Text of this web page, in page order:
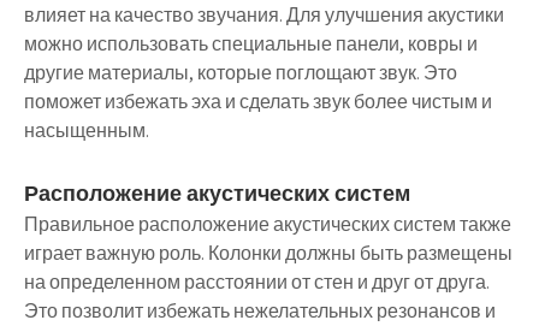
влияет на качество звучания. Для улучшения акустики
можно использовать специальные панели, ковры и
другие материалы, которые поглощают звук. Это
поможет избежать эха и сделать звук более чистым и
насыщенным.
Расположение акустических систем
Правильное расположение акустических систем также
играет важную роль. Колонки должны быть размещены
на определенном расстоянии от стен и друг от друга.
Это позволит избежать нежелательных резонансов и